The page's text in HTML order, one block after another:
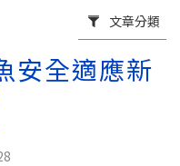
文章分類
安全適應新